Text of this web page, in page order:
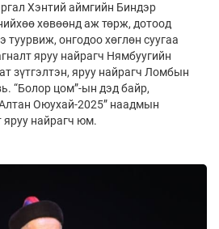
Хэнтий аймгийн Биндэр
хөвөөнд аж төрж, дотоод
туурвиж, онгодоо хөглөн суугаа
яруу найрагч Нямбуугийн
зүтгэлтэн, яруу найрагч Ломбын
“Болор цом”-ын дэд байр,
Оюухай-2025” наадмын
яруу найрагч юм.